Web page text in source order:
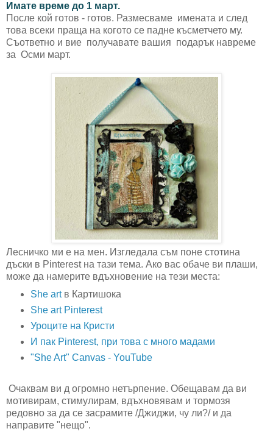
Имате време до 1 март.
После кой готов - готов. Размесваме имената и след
това всеки праща на когото се падне късметчето му.
Съответно и вие получавате вашия подарък навреме
за Осми март.
Лесничко ми е на мен. Изгледала съм поне стотина
дъски в Pinterest на тази тема. Ако вас обаче ви плаши,
може да намерите вдъхновение на тези места:
She art в Картишока
She art Pinterest
Уроците на Кристи
И пак Pinterest, при това с много мадами
"She Art" Canvas - YouTube
Очаквам ви д огромно нетърпение. Обещавам да ви
мотивирам, стимулирам, вдъхновявам и тормозя
редовно за да се засрамите /Джиджи, чу ли?/ и да
направите "нещо".